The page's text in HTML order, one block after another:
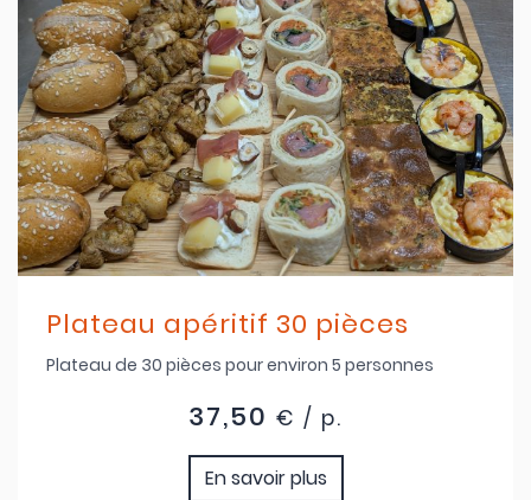
Plateau apéritif 30 pièces
Plateau de 30 pièces pour environ 5 personnes
37,50 € / p.
En savoir plus